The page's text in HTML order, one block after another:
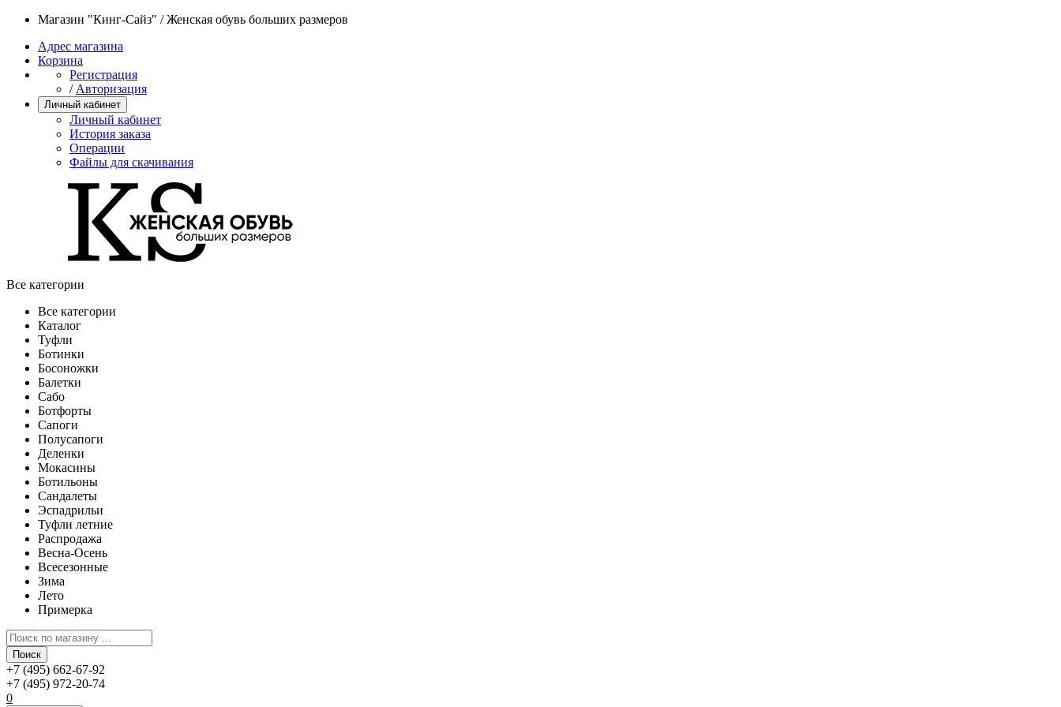
Магазин "Кинг-Сайз" / Женская обувь больших размеров
Адрес магазина
Корзина
Регистрация
/ Авторизация
Личный кабинет
Личный кабинет
История заказа
Операции
Файлы для скачивания
Все категории
Все категории
Каталог
Туфли
Ботинки
Босоножки
Балетки
Сабо
Ботфорты
Сапоги
Полусапоги
Деленки
Мокасины
Ботильоны
Сандалеты
Эспадрильи
Туфли летние
Распродажа
Весна-Осень
Всесезонные
Зима
Лето
Примерка
Поиск
+7 (495) 662-67-92
+7 (495) 972-20-74
0